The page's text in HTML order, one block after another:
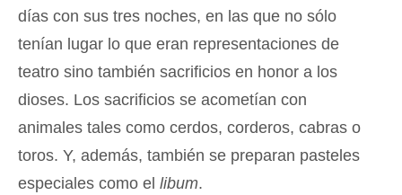
días con sus tres noches, en las que no sólo
tenían lugar lo que eran representaciones de
teatro sino también sacrificios en honor a los
dioses. Los sacrificios se acometían con
animales tales como cerdos, corderos, cabras o
toros. Y, además, también se preparan pasteles
especiales como el libum.